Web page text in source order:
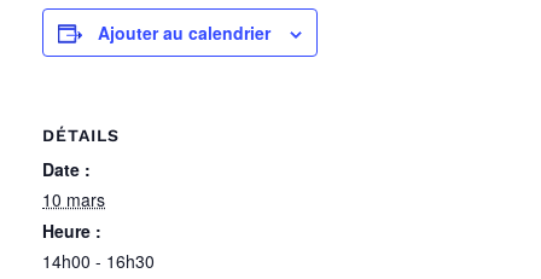
Ajouter au calendrier
DÉTAILS
Date :
10 mars
Heure :
14h00 - 16h30